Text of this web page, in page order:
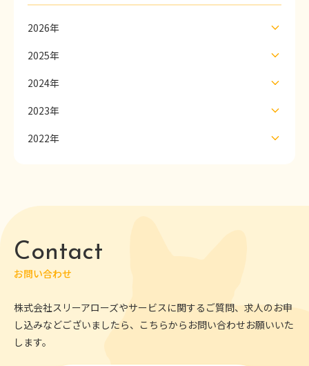
2026年
2025年
2024年
2023年
2022年
Contact
お問い合わせ
株式会社スリーアローズやサービスに関するご質問、求人のお申
し込みなどございましたら、こちらからお問い合わせお願いいた
します。